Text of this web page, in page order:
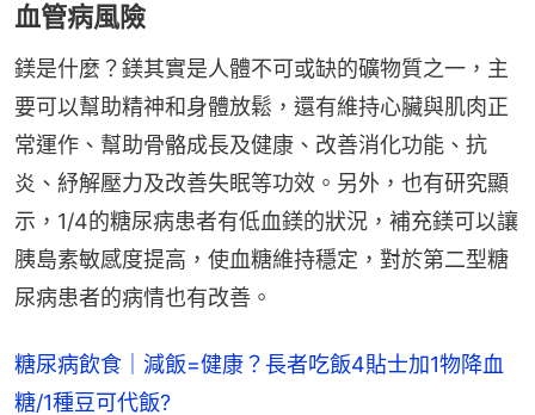
血管病風險
鎂是什麼？鎂其實是人體不可或缺的礦物質之一，主
要可以幫助精神和身體放鬆，還有維持心臟與肌肉正
常運作、幫助骨骼成長及健康、改善消化功能、抗
炎、紓解壓力及改善失眠等功效。另外，也有研究顯
示，1/4的糖尿病患者有低血鎂的狀況，補充鎂可以讓
胰島素敏感度提高，使血糖維持穩定，對於第二型糖
尿病患者的病情也有改善。
糖尿病飲食｜減飯=健康？長者吃飯4貼士加1物降血
糖/1種豆可代飯?